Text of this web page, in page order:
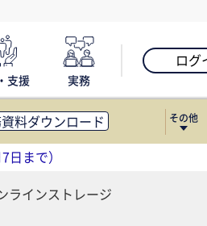
支援 実務
ログ
料ダウンロード
FM・オフィス移転
調査・レポート
その他
まで）
ラインストレージ